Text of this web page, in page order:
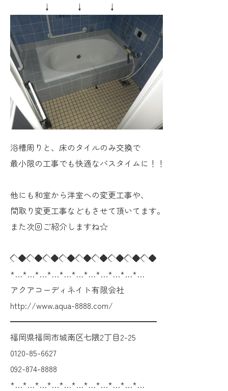
↓ ↓ ↓
浴槽周りと、床のタイルのみ交換で
最小限の工事でも快適なバスタイムに！！
他にも和室から洋室への変更工事や、
間取り変更工事などもさせて頂いてます。
また次回ご紹介しますね☆
◇◆◇◆◇◆◇◆◇◆◇◆◇◆◇◆◇◆
*…*…*…*…*…*…*…*…*…*…*…
アクアコーディネイト有限会社
http://www.aqua-8888.com/
━━━━━━━━━━━━━━━━━━
福岡県福岡市城南区七隈2丁目2-25
0120-85-6627
092-874-8888
*…*…*…*…*…*…*…*…*…*…*…